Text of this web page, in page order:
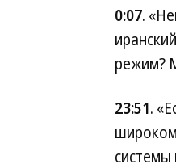
0:07.
режим?
23:51.